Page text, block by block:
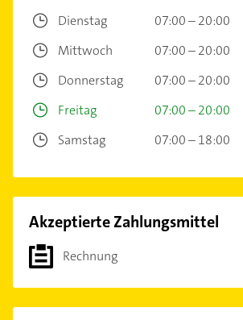
Dienstag
07:00 – 20:00
Mittwoch
07:00 – 20:00
Donnerstag
07:00 – 20:00
Freitag
07:00 – 20:00
Samstag
07:00 – 18:00
Akzeptierte Zahlungsmittel
Rechnung